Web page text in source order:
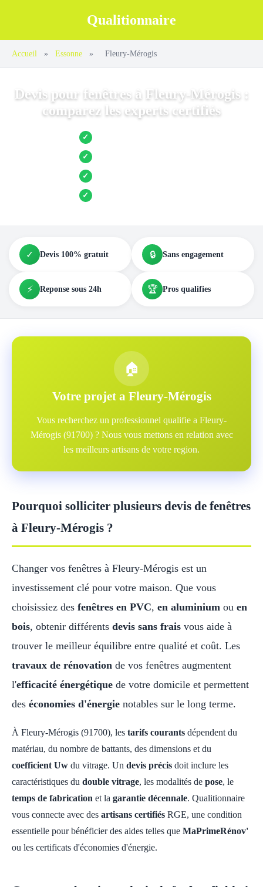
Qualitionnaire
Accueil » Essonne » Fleury-Mérogis
Devis pour fenêtres à Fleury-Mérogis :
comparez les experts certifiés
✓ Jusqu’à 3 devis comparés
✓ Entreprises locales vérifiées
✓ Pose garantie
✓ Aides et primes incluses
✓ Devis 100% gratuit 🔒 Sans engagement
⚡ Reponse sous 24h 🏆 Pros qualifies
🏠
Votre projet a Fleury-Mérogis
Vous recherchez un professionnel qualifie a Fleury-
Mérogis (91700) ? Nous vous mettons en relation avec
les meilleurs artisans de votre region.
Pourquoi solliciter plusieurs devis de fenêtres
à Fleury-Mérogis ?
Changer vos fenêtres à Fleury-Mérogis est un
investissement clé pour votre maison. Que vous
choisissiez des fenêtres en PVC, en aluminium ou en
bois, obtenir différents devis sans frais vous aide à
trouver le meilleur équilibre entre qualité et coût. Les
travaux de rénovation de vos fenêtres augmentent
l'efficacité énergétique de votre domicile et permettent
des économies d'énergie notables sur le long terme.
À Fleury-Mérogis (91700), les tarifs courants dépendent du
matériau, du nombre de battants, des dimensions et du
coefficient Uw du vitrage. Un devis précis doit inclure les
caractéristiques du double vitrage, les modalités de pose, le
temps de fabrication et la garantie décennale. Qualitionnaire
vous connecte avec des artisans certifiés RGE, une condition
essentielle pour bénéficier des aides telles que MaPrimeRénov'
ou les certificats d'économies d'énergie.